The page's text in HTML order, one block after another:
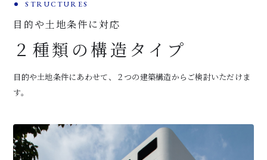
STRUCTURES
目的や土地条件に対応
２種類の構造タイプ
目的や土地条件にあわせて、２つの建築構造からご検討いただけま
す。